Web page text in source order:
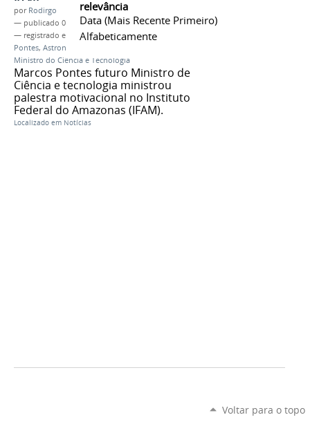
relevância
Data (mais Recente Primeiro)
Alfabeticamente
por Rodirgo
— publicado 01/11/2018
— registrado em:
#orgulhoDeSerIFAM,Marcos
Pontes, Astronauta Brasileiro
Ministro do Ciência e Tecnologia
Marcos Pontes futuro Ministro de
Ciência e tecnologia ministrou
palestra motivacional no Instituto
Federal do Amazonas (IFAM).
Localizado em Notícias
Voltar para o topo